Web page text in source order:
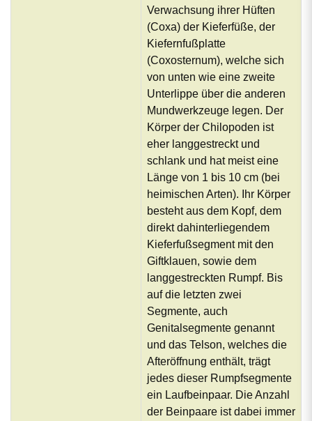
Verwachsung ihrer Hüften
(Coxa) der Kieferfüße, der
Kiefernfußplatte
(Coxosternum), welche sich
von unten wie eine zweite
Unterlippe über die anderen
Mundwerkzeuge legen. Der
Körper der Chilopoden ist
eher langgestreckt und
schlank und hat meist eine
Länge von 1 bis 10 cm (bei
heimischen Arten). Ihr Körper
besteht aus dem Kopf, dem
direkt dahinterliegendem
Kieferfußsegment mit den
Giftklauen, sowie dem
langgestreckten Rumpf. Bis
auf die letzten zwei
Segmente, auch
Genitalsegmente genannt
und das Telson, welches die
Afteröffnung enthält, trägt
jedes dieser Rumpfsegmente
ein Laufbeinpaar. Die Anzahl
der Beinpaare ist dabei immer